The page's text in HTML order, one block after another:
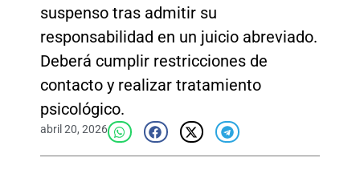
suspenso tras admitir su
responsabilidad en un juicio abreviado.
Deberá cumplir restricciones de
contacto y realizar tratamiento
psicológico.
abril 20, 2026